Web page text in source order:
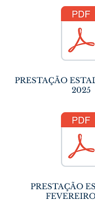
PRESTAÇÃO
2025
PRESTAÇÃO